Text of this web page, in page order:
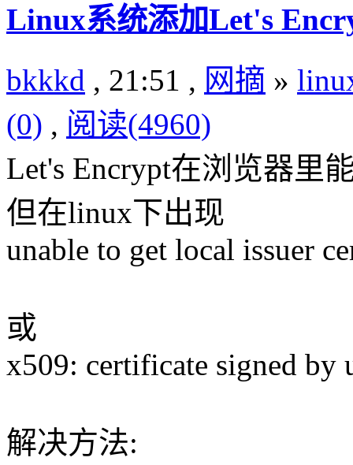
Linux系统添加Let's
bkkkd , 21:51 , 网摘 »
(0) , 阅读(4960)
Let's Encrypt在浏览器里
但在linux下出现
unable to get local issuer
或
x509: certificate signed by
解决方法: